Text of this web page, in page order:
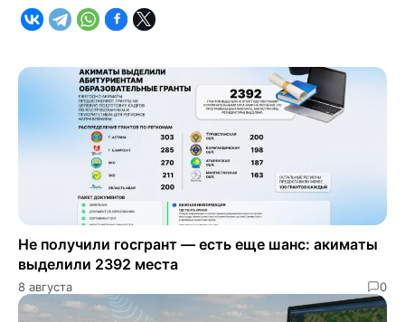
Не получили госгрант — есть еще шанс: акиматы
выделили 2392 места
8 августа 0